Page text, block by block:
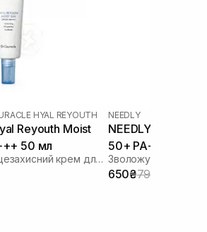
HYAL REYOUTH
Reyouth Moist
50 мл
Зволожуючий сонцезахисний крем для обличчя з гіалуроновою кислотою
NEEDLY
NEEDLY Vegan
50+ PA++++ 50
650₴790₴